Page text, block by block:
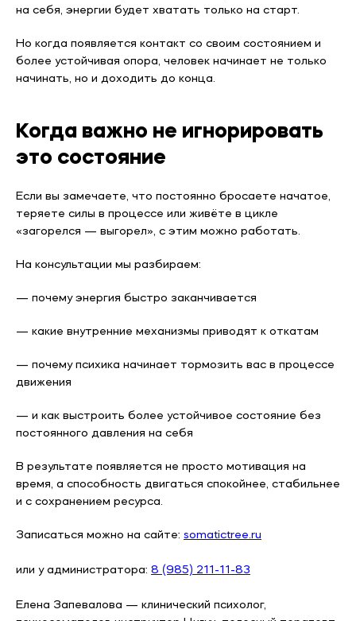
на себя, энергии будет хватать только на старт.
Но когда появляется контакт со своим состоянием и
более устойчивая опора, человек начинает не только
начинать, но и доходить до конца.
Когда важно не игнорировать
это состояние
Если вы замечаете, что постоянно бросаете начатое,
теряете силы в процессе или живёте в цикле
«загорелся — выгорел», с этим можно работать.
На консультации мы разбираем:
— почему энергия быстро заканчивается
— какие внутренние механизмы приводят к откатам
— почему психика начинает тормозить вас в процессе
движения
— и как выстроить более устойчивое состояние без
постоянного давления на себя
В результате появляется не просто мотивация на
время, а способность двигаться спокойнее, стабильнее
и с сохранением ресурса.
Записаться можно на сайте: somatictree.ru
или у администратора: 8 (985) 211-11-83
Елена Запевалова — клинический психолог,